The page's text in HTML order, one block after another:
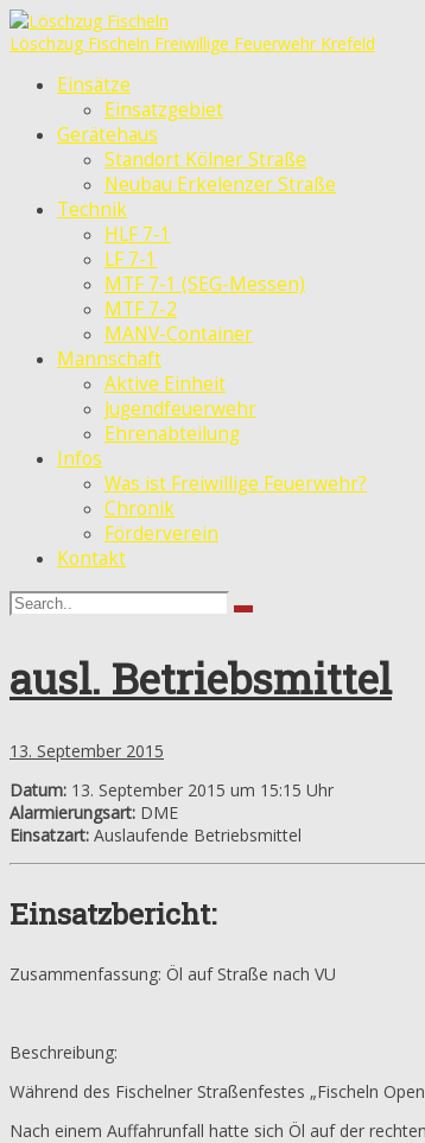
Löschzug Fischeln Freiwillige Feuerwehr Krefeld
Einsätze
Einsatzgebiet
Gerätehaus
Standort Kölner Straße
Neubau Erkelenzer Straße
Technik
HLF 7-1
LF 7-1
MTF 7-1 (SEG-Messen)
MTF 7-2
MANV-Container
Mannschaft
Aktive Einheit
Jugendfeuerwehr
Ehrenabteilung
Infos
Was ist Freiwillige Feuerwehr?
Chronik
Förderverein
Kontakt
ausl. Betriebsmittel
13. September 2015
Datum: 13. September 2015 um 15:15 Uhr
Alarmierungsart: DME
Einsatzart: Auslaufende Betriebsmittel
Einsatzbericht:
Zusammenfassung: Öl auf Straße nach VU
Beschreibung:
Während des Fischelner Straßenfestes „Fischeln
Nach einem Auffahrunfall hatte sich Öl auf der